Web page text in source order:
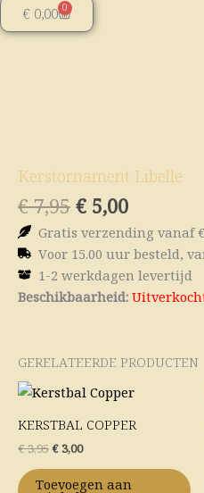
€ 0,00 0
Winkelwagen
Kerstornament Libelle
€7,95
prijs
was:
€ 7,95.
€ 5,00Huidige
prijs
is:
€ 5,00.
Gratis verzending vanaf
Voor 15.00 uur besteld,
1-2 werkdagen levertijd
Beschikbaarheid:
GERELATEERDE PRODUCTEN
KERSTBAL COPPER
€3,95
Oorspronkelijke
was:
€ 3,95.
€3,00
Huidige
prijs
is:
€ 3,00.
Toevoegen aan